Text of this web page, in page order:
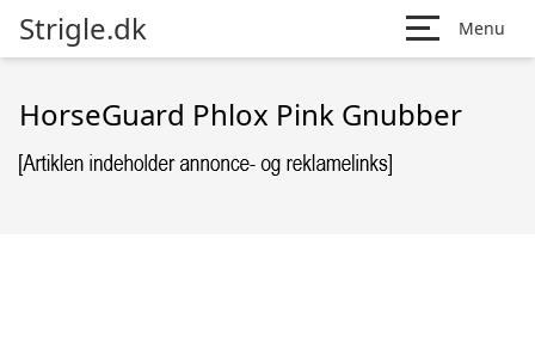
Strigle.dk Menu
HorseGuard Phlox Pink Gnubber